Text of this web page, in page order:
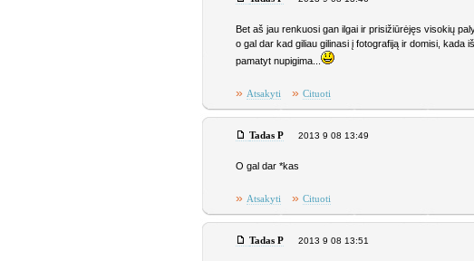
Bet aš jau renkuosi gan ilgai ir prisižiūrėjęs visokių
o gal dar kad giliau gilinasi į fotografiją ir domisi,
pamatyt nupigima...
» Atsakyti » Cituoti
Tadas P 2013 9 08 13:49
O gal dar *kas
» Atsakyti » Cituoti
Tadas P 2013 9 08 13:51